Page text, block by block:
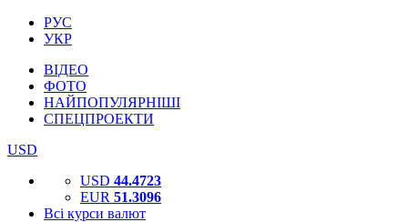
РУС
УКР
ВІДЕО
ФОТО
НАЙПОПУЛЯРНІШІ
СПЕЦПРОЕКТИ
USD
USD 44.4723
EUR 51.3096
Всі курси валют